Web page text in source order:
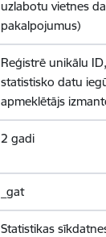
uzlabotu vietnes
pakalpojumus)
Reģistrē unikālu
statistisko datu
apmeklētājs
2 gadi
_gat
Statistikas